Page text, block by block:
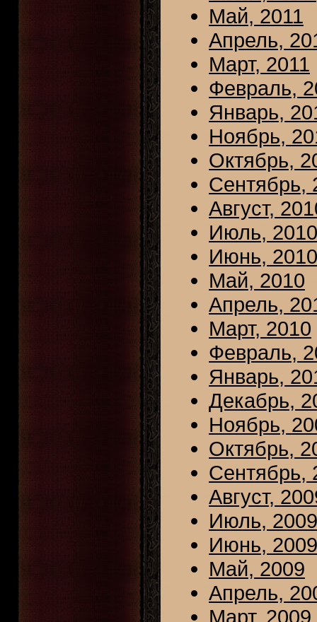
Май, 2011
Апрель,
Март, 2011
Февраль,
Январь,
Ноябрь,
Октябрь,
Сентябрь,
Август,
Июль, 2010
Июнь, 2010
Май, 2010
Апрель,
Март, 2010
Февраль,
Январь,
Декабрь,
Ноябрь,
Октябрь,
Сентябрь,
Август,
Июль, 2009
Июнь, 2009
Май, 2009
Апрель,
Март, 2009